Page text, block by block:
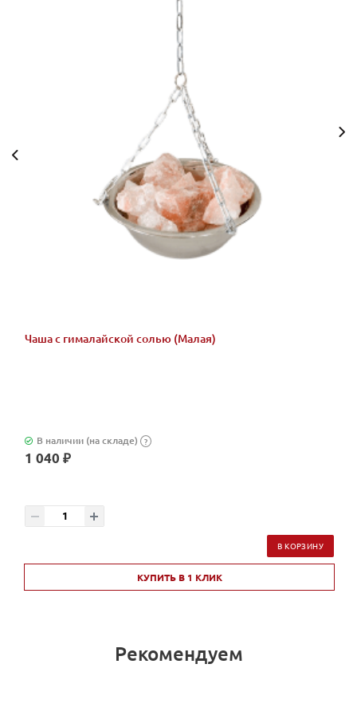
Чаша с гималайской солью (Малая)
В наличии (на складе) ?
1 040 ₽
В КОРЗИНУ
КУПИТЬ В 1 КЛИК
Рекомендуем